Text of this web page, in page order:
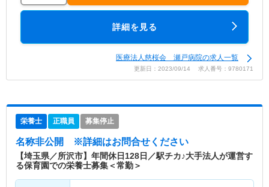
詳細を見る
医療法人慈桜会 瀬戸病院の求人一覧
更新日：2023/09/14 求人番号：9780171
栄養士 正職員 募集停止
名称非公開 ※詳細はお問合せください
【埼玉県／所沢市】年間休日128日／駅チカ♪大手法人が運営す
る保育園での栄養士募集＜常勤＞